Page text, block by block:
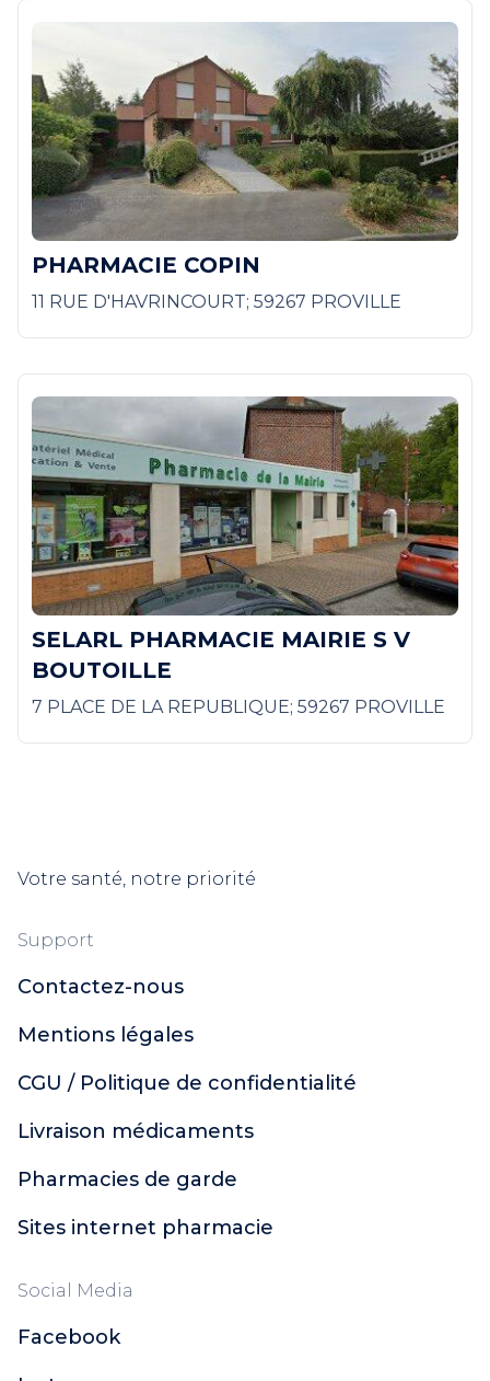
PHARMACIE COPIN
11 RUE D'HAVRINCOURT; 59267 PROVILLE
SELARL PHARMACIE MAIRIE S V
BOUTOILLE
7 PLACE DE LA REPUBLIQUE; 59267 PROVILLE
Votre santé, notre priorité
Support
Contactez-nous
Mentions légales
CGU / Politique de confidentialité
Livraison médicaments
Pharmacies de garde
Sites internet pharmacie
Social Media
Facebook